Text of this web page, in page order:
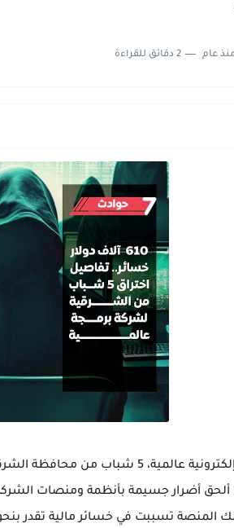
عام 2 دقائق للقراءة
اتهمت شركة برمجة إلكترونية
ألحق أضرار جسيمة بأنظمة ومنصات
في خسائر مالية تقدر بنحو 610 آلاف دولار خلال عام واحد